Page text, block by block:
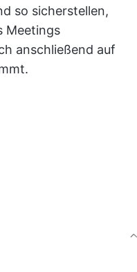
so sicherstellen,
Meetings
anschließend auf